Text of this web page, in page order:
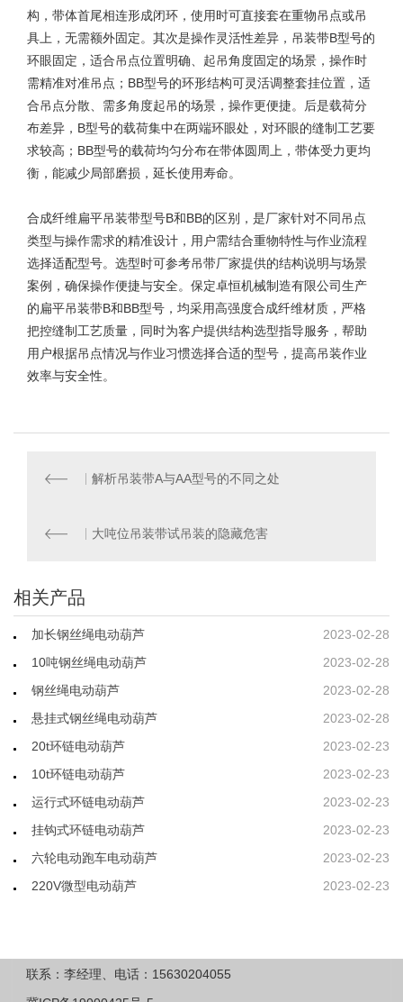
构，带体首尾相连形成闭环，使用时可直接套在重物吊点或吊
具上，无需额外固定。其次是操作灵活性差异， 吊装带B型号的
环眼固定，适合吊点位置明确、起吊角度固定的场景，操作时
需精准对准吊点；BB型号的环形结构可灵活调整套挂位置，适
合吊点分散、需多角度起吊的场景，操作更便捷。后是载荷分
布差异，B型号的载荷集中在两端环眼处，对环眼的缝制工艺要
求较高；BB型号的载荷均匀分布在带体圆周上，带体受力更均
衡，能减少局部磨损，延长使用寿命。
合成纤维扁平吊装带型号B和BB的区别，是厂家针对不同吊点
类型与操作需求的精准设计，用户需结合重物特性与作业流程
选择适配型号。选型时可参考吊带厂家提供的结构说明与场景
案例，确保操作便捷与安全。保定卓恒机械制造有限公司生产
的扁平吊装带B和BB型号，均采用高强度合成纤维材质，严格
把控缝制工艺质量，同时为客户提供结构选型指导服务，帮助
用户根据吊点情况与作业习惯选择合适的型号，提高吊装作业
效率与安全性。
解析吊装带A与AA型号的不同之处
大吨位吊装带试吊装的隐藏危害
相关产品
2023-02-28
加长钢丝绳电动葫芦
2023-02-28
10吨钢丝绳电动葫芦
2023-02-28
钢丝绳电动葫芦
2023-02-28
悬挂式钢丝绳电动葫芦
2023-02-23
20t环链电动葫芦
2023-02-23
10t环链电动葫芦
2023-02-23
运行式环链电动葫芦
2023-02-23
挂钩式环链电动葫芦
2023-02-23
六轮电动跑车电动葫芦
2023-02-23
220V微型电动葫芦
联系：李经理、电话：15630204055